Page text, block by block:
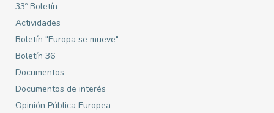
33º Boletín
Actividades
Boletín "Europa se mueve"
Boletín 36
Documentos
Documentos de interés
Opinión Pública Europea